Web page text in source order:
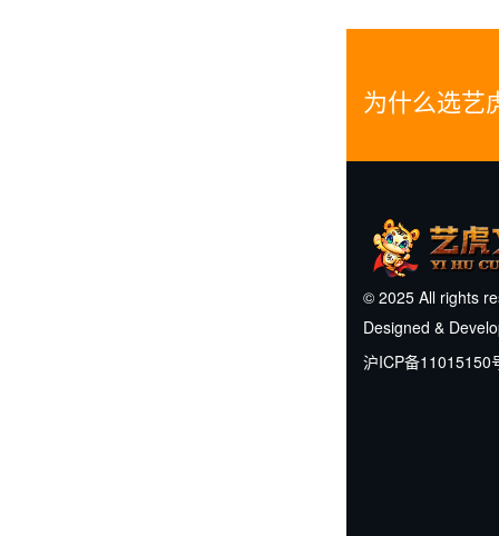
为什么选艺
© 2025 All rights
Designed &
沪ICP备11015150